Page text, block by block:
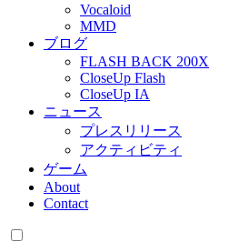
Vocaloid
MMD
ブログ
FLASH BACK 200X
CloseUp Flash
CloseUp IA
ニュース
プレスリリース
アクティビティ
ゲーム
About
Contact